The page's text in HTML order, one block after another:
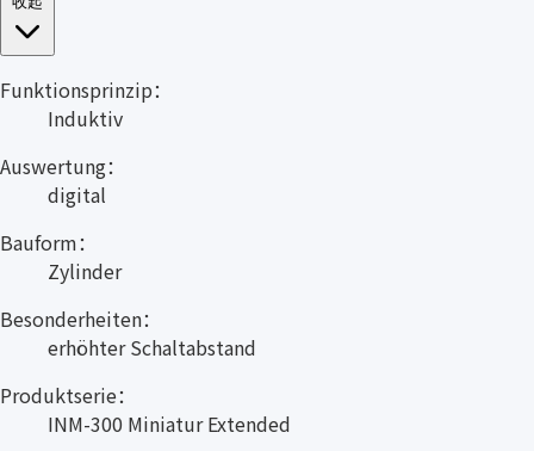
Funktionsprinzip：
Induktiv
Auswertung：
digital
Bauform：
Zylinder
Besonderheiten：
erhöhter Schaltabstand
Produktserie：
INM-300 Miniatur Extended